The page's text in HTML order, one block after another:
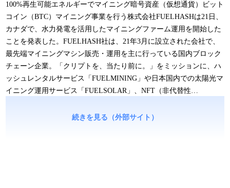
100%再生可能エネルギーでマイニング暗号資産（仮想通貨）ビット
コイン（BTC）マイニング事業を行う株式会社FUELHASHは21日、
カナダで、水力発電を活用したマイニングファーム運用を開始した
ことを発表した。FUELHASH社は、21年3月に設立された会社で、
最先端マイニングマシン販売・運⽤を主に⾏っている国内ブロック
チェーン企業。「クリプトを、当たり前に。」をミッションに、ハ
ッシュレンタルサービス「FUELMINING」や日本国内での太陽光マ
イニング運用サービス「FUELSOLAR」、NFT（非代替性…
続きを見る（外部サイト）